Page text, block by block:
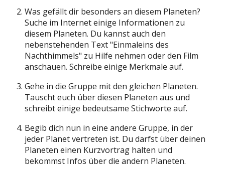
Was gefällt dir besonders an diesem Planeten?
Suche im Internet einige Informationen zu
diesem Planeten. Du kannst auch den
nebenstehenden Text "Einmaleins des
Nachthimmels" zu Hilfe nehmen oder den Film
anschauen. Schreibe einige Merkmale auf.
Gehe in die Gruppe mit den gleichen Planeten.
Tauscht euch über diesen Planeten aus und
schreibt einige bedeutsame Stichworte auf.
Begib dich nun in eine andere Gruppe, in der
jeder Planet vertreten ist. Du darfst über deinen
Planeten einen Kurzvortrag halten und
bekommst Infos über die andern Planeten.